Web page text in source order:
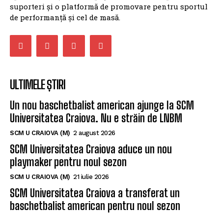
suporteri și o platformă de promovare pentru sportul
de performanță și cel de masă.
ULTIMELE ȘTIRI
Un nou baschetbalist american ajunge la SCM
Universitatea Craiova. Nu e străin de LNBM
SCM U CRAIOVA (M) 2 august 2026
SCM Universitatea Craiova aduce un nou
playmaker pentru noul sezon
SCM U CRAIOVA (M) 21 iulie 2026
SCM Universitatea Craiova a transferat un
baschetbalist american pentru noul sezon